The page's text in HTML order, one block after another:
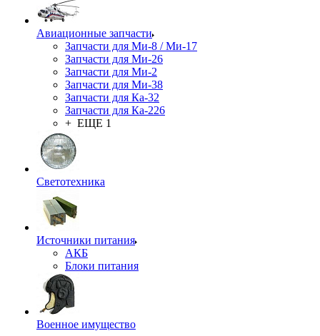
Авиационные запчасти
Запчасти для Ми-8 / Ми-17
Запчасти для Ми-26
Запчасти для Ми-2
Запчасти для Ми-38
Запчасти для Ка-32
Запчасти для Ка-226
+ ЕЩЕ 1
Светотехника
Источники питания
АКБ
Блоки питания
Военное имущество